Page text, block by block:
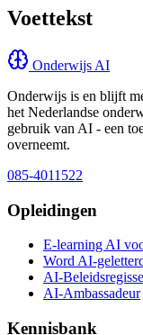
Voettekst
Onderwijs AI
Onderwijs is en blijft
het Nederlandse
gebruik van AI - een
overneemt.
085-4011522
Opleidingen
E-learning AI
Word AI-
AI-
AI-Ambassadeur
Kennisbank